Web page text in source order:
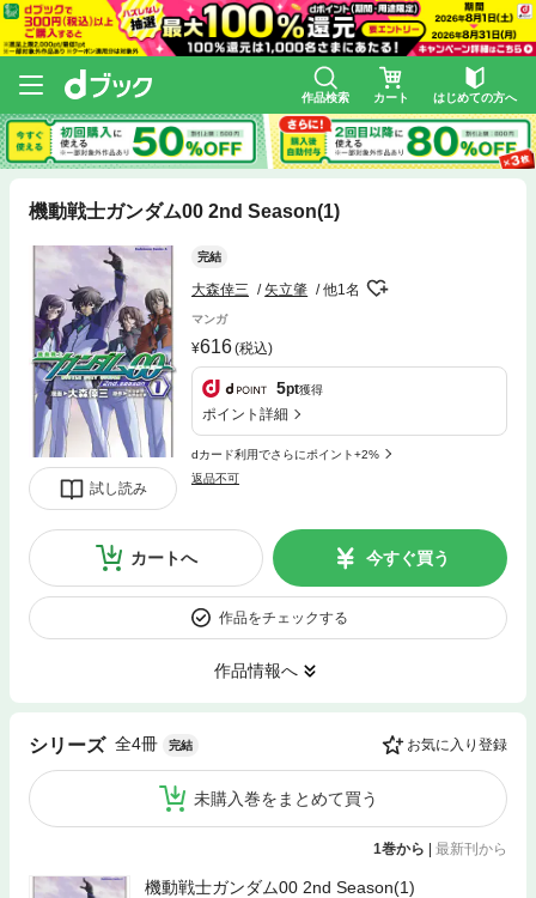
作品検索 カート はじめての方へ
機動戦士ガンダム00 2nd Season(1)
試し読み
完結
大森倖三 矢立肇 他1名
マンガ
616(税込)
5pt獲得
ポイント詳細
dカード利用でさらにポイント+2%
返品不可
カートへ 今すぐ買う
作品をチェックする
作品情報へ
シリーズ 全4冊 完結 お気に入り登録
未購入巻をまとめて買う
1巻から | 最新刊から
機動戦士ガンダム00 2nd Season(1)